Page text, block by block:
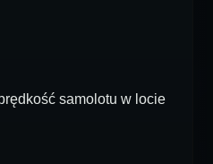
samolotu w locie